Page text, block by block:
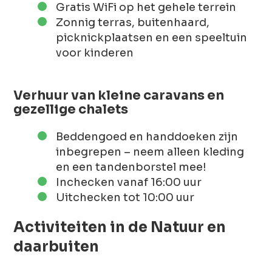
Gratis WiFi op het gehele terrein
Zonnig terras, buitenhaard,
picknickplaatsen en een speeltuin
voor kinderen
Verhuur van kleine caravans en
gezellige chalets
Beddengoed en handdoeken zijn
inbegrepen – neem alleen kleding
en een tandenborstel mee!
Inchecken vanaf 16:00 uur
Uitchecken tot 10:00 uur
Activiteiten in de Natuur en
daarbuiten